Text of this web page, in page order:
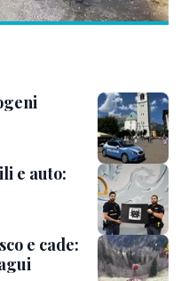
e auto:
e cade: